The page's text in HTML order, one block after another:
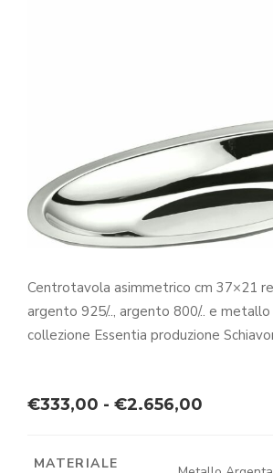
Centrotavola asimmetrico cm 37×21
argento 925/.., argento 800/.. e
collezione Essentia produzione
€333,00 - €2.656,00
MATERIALE